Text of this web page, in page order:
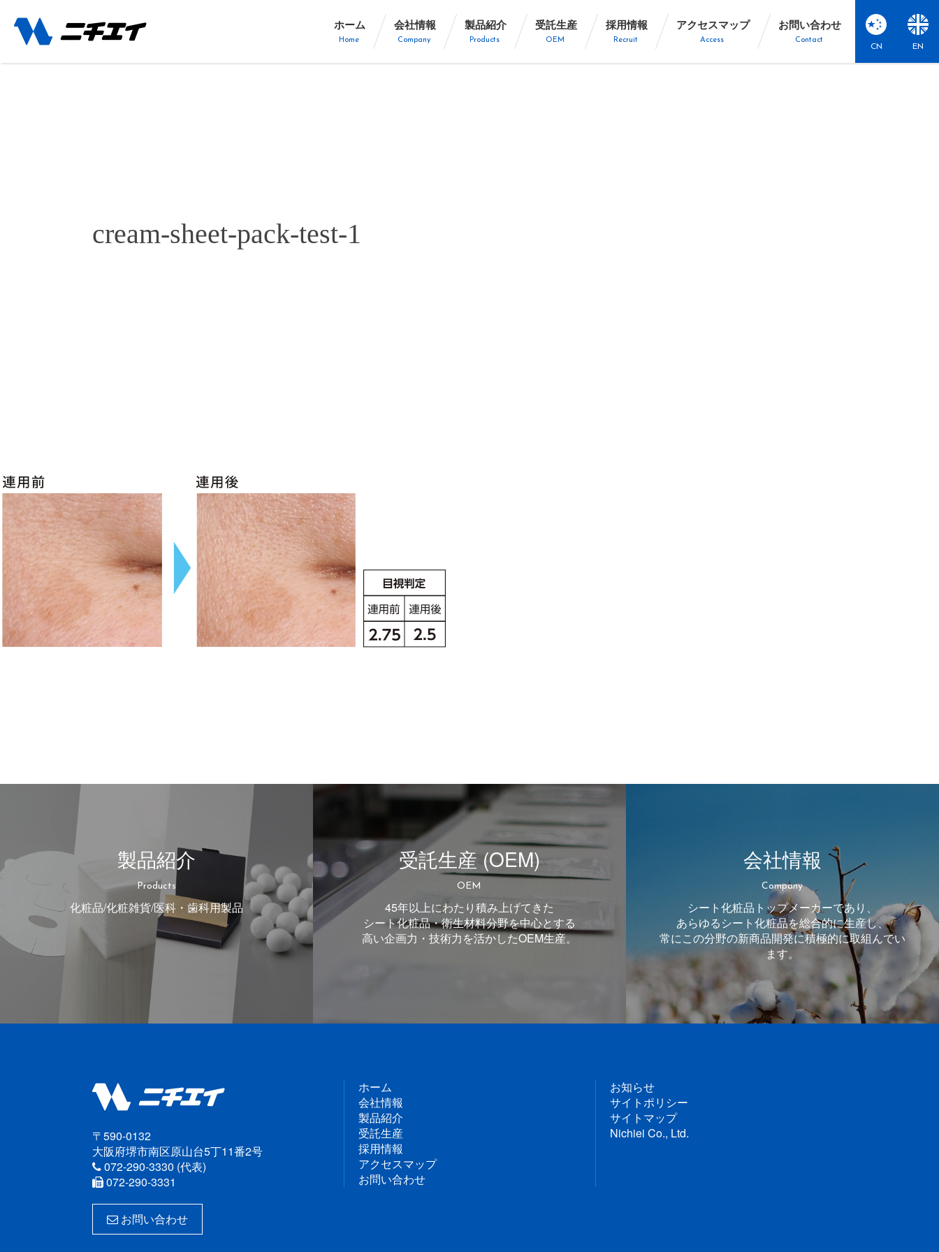
EN
CN
ホーム
Home
会社情報
Company
製品紹介
Products
受託生産
OEM
採用情報
Recruit
アクセスマップ
Access
お問い合わせ
Contact
cream-sheet-pack-test-1
製品紹介
Products
化粧品/化粧雑貨/医科・歯科用製品
受託生産 (OEM)
OEM
45年以上にわたり積み上げてきた
シート化粧品・衛生材料分野を中心とする
高い企画力・技術力を活かしたOEM生産。
会社情報
Company
シート化粧品トップメーカーであり、
あらゆるシート化粧品を総合的に生産し、
常にこの分野の新商品開発に積極的に取組んでい
ます。
〒590-0132
大阪府堺市南区原山台5丁11番2号
072-290-3330 (代表)
072-290-3331
お問い合わせ
ホーム
会社情報
製品紹介
受託生産
採用情報
アクセスマップ
お問い合わせ
お知らせ
サイトポリシー
サイトマップ
Nichiei Co., Ltd.